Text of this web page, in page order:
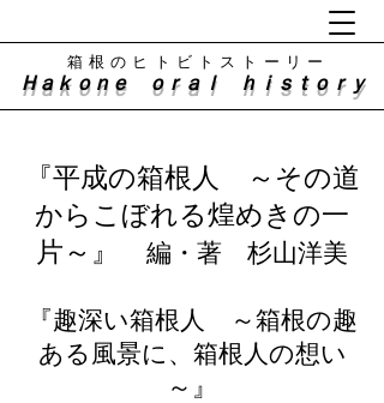
Ｈａｋｏｎｅ ｏｒａｌ ｈｉｓｔｏｒｙ
​箱根のヒトビトストーリー
『平成の箱根人 ～その道
からこぼれる煌めきの一
片～』 編・著 杉山洋美
『趣深い箱根人 ～箱根の趣
ある風景に、箱根人の想い
～』